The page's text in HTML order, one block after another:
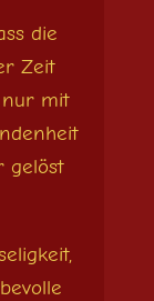
die
Zeit
nur mit
gelöst